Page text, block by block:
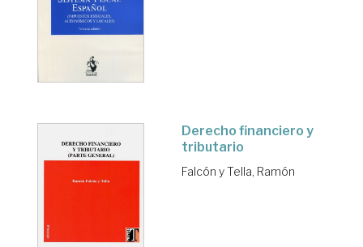
Derecho financiero y
tributario
Falcón y Tella, Ramón